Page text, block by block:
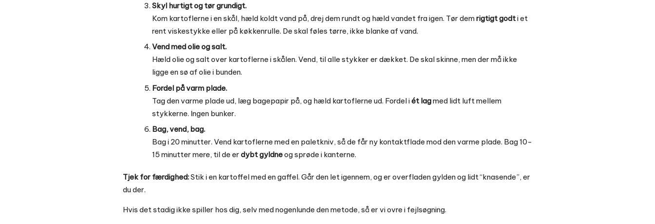
Skyl hurtigt og tør grundigt.
Kom kartoflerne i en skål, hæld koldt vand på, drej dem rundt og hæld vandet fra igen. Tør demrigtigt godti et
rent viskestykke eller på køkkenrulle. De skal føles tørre, ikke blanke af vand.
Vend med olie og salt.
Hæld olie og salt over kartoflerne i skålen. Vend, til alle stykker er dækket. De skal skinne, men der må ikke
ligge en sø af olie i bunden.
Fordel på varm plade.
Tag den varme plade ud, læg bagepapir på, og hæld kartoflerne ud. Fordel iét lagmed lidt luft mellem
stykkerne. Ingen bunker.
Bag, vend, bag.
Bag i 20 minutter. Vend kartoflerne med en paletkniv, så de får ny kontaktflade mod den varme plade. Bag 10-
15 minutter mere, til de er dybt gyldneog sprøde i kanterne.
Tjek for færdighed:Stik i en kartoffel med en gaffel. Går den let igennem, og er overfladen gylden og lidt “knasende”, er
du der.
Hvis det stadig ikke spiller hos dig, selv med nogenlunde den metode, så er vi ovre i fejlsøgning.